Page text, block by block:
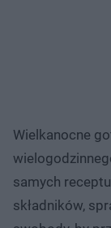
Wielkanocne
samych
składników,